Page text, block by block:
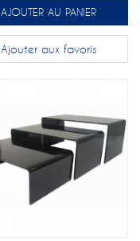
AJOUTER AU PANIER
Ajouter aux favoris